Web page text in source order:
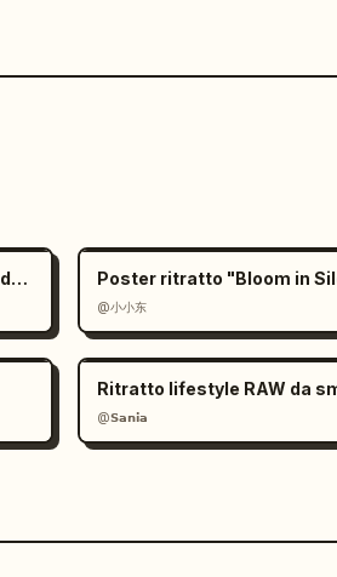
Still cinematografico di moda su distesa salata dall'atmosfera malinconica Poster ritratto "Bloom in
@小小东
Ritratto lifestyle RAW da
@𝗦𝗮𝗻𝗶𝗮